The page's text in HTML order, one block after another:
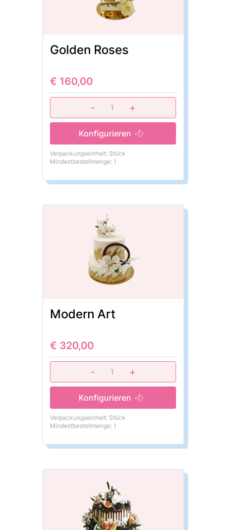
Golden Roses
€ 160,00
- 1 +
Konfigurieren
Verpackungseinheit: Stück
Mindestbestellmenge: 1
Modern Art
€ 320,00
- 1 +
Konfigurieren
Verpackungseinheit: Stück
Mindestbestellmenge: 1